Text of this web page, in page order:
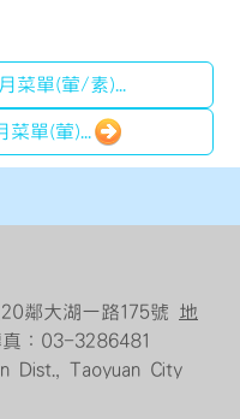
菜單(葷/素)...
單(葷)...
鄰大湖一路175號 地
：03-3286481
Dist., Taoyuan City